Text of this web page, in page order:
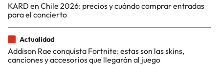
KARD en Chile 2026: precios y cuándo comprar entradas
para el concierto
Actualidad
Addison Rae conquista Fortnite: estas son las skins,
canciones y accesorios que llegarán al juego